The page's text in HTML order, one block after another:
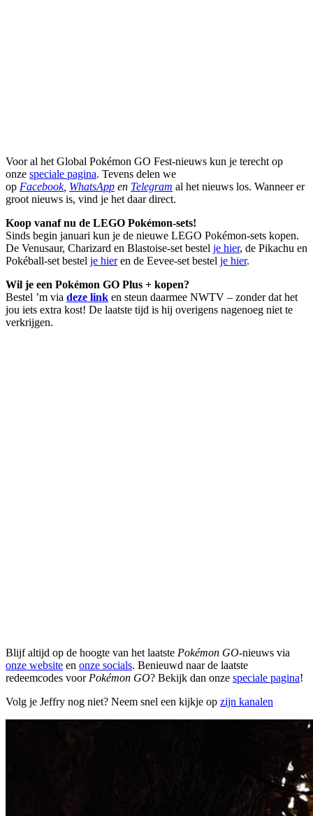
Voor al het Global Pokémon GO Fest-nieuws kun je terecht op
onze speciale pagina. Tevens delen we
op Facebook, WhatsApp en Telegram al het nieuws los. Wanneer er
groot nieuws is, vind je het daar direct.
Koop vanaf nu de LEGO Pokémon-sets!
Sinds begin januari kun je de nieuwe LEGO Pokémon-sets kopen.
De Venusaur, Charizard en Blastoise-set bestel je hier, de Pikachu en
Pokéball-set bestel je hieren de Eevee-set bestel je hier.
Wil je een Pokémon GO Plus + kopen?
Bestel ’m via deze link en steun daarmee NWTV – zonder dat het
jou iets extra kost! De laatste tijd is hij overigens nagenoeg niet te
verkrijgen.
Blijf altijd op de hoogte van het laatste Pokémon GO-nieuws via
onze website en onze socials. Benieuwd naar de laatste
redeemcodes voor Pokémon GO? Bekijk dan onze speciale pagina!
Volg je Jeffry nog niet? Neem snel een kijkje op zijn kanalen